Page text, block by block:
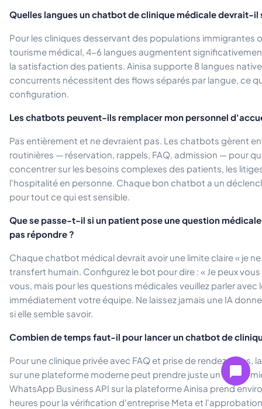
Quelles langues un chatbot de clinique médicale devrait-il
Pour les cliniques desservant des populations immigrantes
tourisme médical, 4-6 langues augmentent
la satisfaction des patients. Ainisa supporte 8 langues
concurrents nécessitent des flows séparés par langue, ce
configuration.
Les chatbots peuvent-ils remplacer mon personnel
Pas entièrement et ne devraient pas. Les chatbots gèrent
routinières — réservation, rappels, FAQ, admission — pour
concentrer sur les besoins complexes des patients, les
l'hospitalité en personne. Chaque bon chatbot a un
pour tout ce qui est sensible.
Que se passe-t-il si un patient pose une question
pas répondre ?
Chaque chatbot médical devrait avoir une limite claire « je
transfert humain. Configurez le bot pour dire : « Je peux
vous, mais pour les questions médicales veuillez parler avec
immédiatement votre équipe. Ne laissez jamais une IA
si elle semble savoir.
Combien de temps faut-il pour lancer un chatbot de
Pour une clinique privée avec FAQ et prise de rendez-vous,
sur une plateforme moderne peut prendre juste un après-
WhatsApp Business API sur la plateforme Ainisa prend
heures pour la vérification d'entreprise Meta et